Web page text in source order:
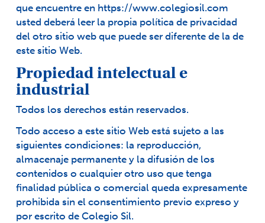
que encuentre en https://www.colegiosil.com
usted deberá leer la propia política de privacidad
del otro sitio web que puede ser diferente de la de
este sitio Web.
Propiedad intelectual e
industrial
Todos los derechos están reservados.
Todo acceso a este sitio Web está sujeto a las
siguientes condiciones: la reproducción,
almacenaje permanente y la difusión de los
contenidos o cualquier otro uso que tenga
finalidad pública o comercial queda expresamente
prohibida sin el consentimiento previo expreso y
por escrito de Colegio Sil.